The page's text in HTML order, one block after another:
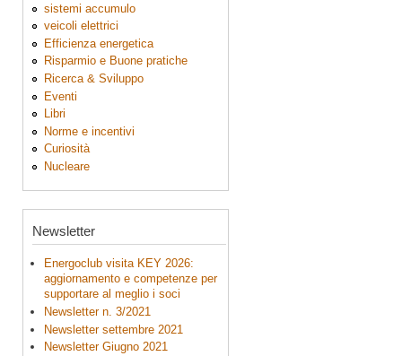
sistemi accumulo
veicoli elettrici
Efficienza energetica
Risparmio e Buone pratiche
Ricerca & Sviluppo
Eventi
Libri
Norme e incentivi
Curiosità
Nucleare
Newsletter
Energoclub visita KEY 2026:
aggiornamento e competenze per
supportare al meglio i soci
Newsletter n. 3/2021
Newsletter settembre 2021
Newsletter Giugno 2021